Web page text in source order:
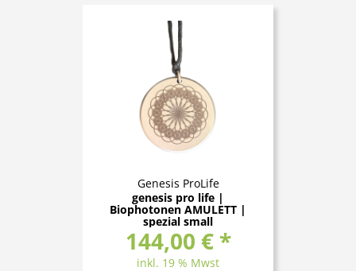
Genesis ProLife
genesis pro life |
Biophotonen AMULETT |
spezial small
144,00 € *
inkl. 19 % Mwst